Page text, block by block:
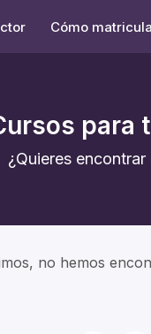
Cómo
para
¿Quieres
no hemos